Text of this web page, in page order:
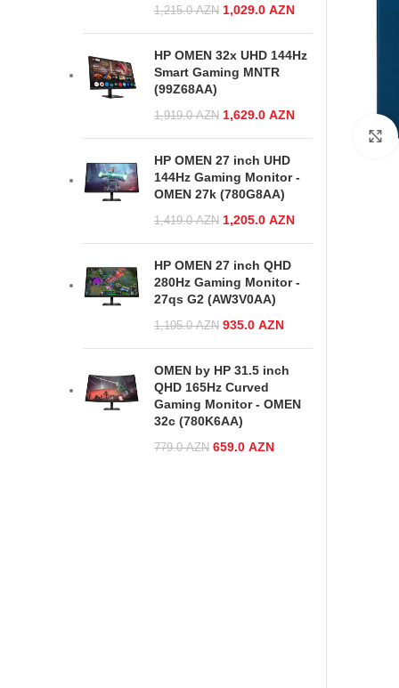
1,215.0AZN Original price
1,215.0 AZN.
1,029.0 AZN
1,029.0 AZN.
HP OMEN 32x UHD 144Hz
Smart Gaming MNTR
(99Z68AA)
1,919.0AZN Original price
1,919.0 AZN.
1,629.0 AZN
HP OMEN 27 inch UHD
144Hz Gaming Monitor -
OMEN 27k (780G8AA)
1,419.0AZN Original price
1,419.0 AZN.
1,205.0 AZN
HP OMEN 27 inch QHD
280Hz Gaming Monitor -
27qs G2 (AW3V0AA)
1,105.0AZN Original price
1,105.0 AZN.
935.0 AZN
OMEN by HP 31.5 inch
QHD 165Hz Curved
Gaming Monitor - OMEN
32c (780K6AA)
779.0AZN Original price was:
659.0 AZN